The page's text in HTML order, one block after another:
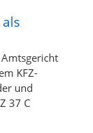
KFZ-
und
37 C